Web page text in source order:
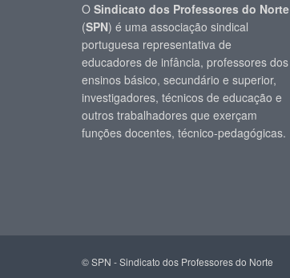
O Sindicato dos Professores do Norte
(SPN) é uma associação sindical
portuguesa representativa de
educadores de infância, professores dos
ensinos básico, secundário e superior,
investigadores, técnicos de educação e
outros trabalhadores que exerçam
funções docentes, técnico-pedagógicas.
© SPN - Sindicato dos Professores do Norte